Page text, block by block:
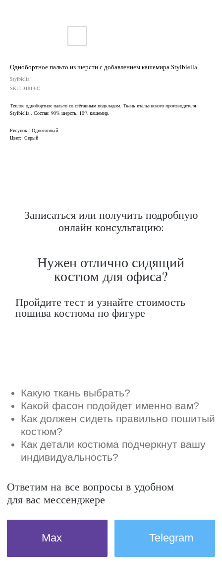
Однобортное пальто из шерсти с добавлением кашемира Stylbiella
Stylbiella
SKU: 31814-С
Теплое однобортное пальто со стёганным подкладом. Ткань итальянского производителя
Stylbiella . Состав: 90% шерсть, 10% кашемир.
Рисунок:: Однотонный
Цвет:: Серый
Записаться или получить подробную
онлайн консультацию:
Какую ткань выбрать?
Какой фасон подойдет именно вам?
Как должен сидеть правильно пошитый
индивидуальность?
Ответим на все вопросы в удобном
Telegram
костюм для офиса?